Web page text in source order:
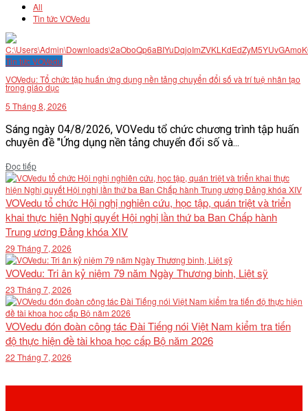
All
Tin tức VOVedu
Tin tức VOVedu
VOVedu: Tổ chức tập huấn ứng dụng nền tảng chuyển đổi số và trí tuệ nhân tạo
trong giáo dục
5 Tháng 8, 2026
Sáng ngày 04/8/2026, VOVedu tổ chức chương trình tập huấn
chuyên đề "Ứng dụng nền tảng chuyển đổi số và...
Đọc tiếpDetails
VOVedu tổ chức Hội nghị nghiên cứu, học tập, quán triệt và triển
khai thực hiện Nghị quyết Hội nghị lần thứ ba Ban Chấp hành
Trung ương Đảng khóa XIV
29 Tháng 7, 2026
VOVedu: Tri ân kỷ niệm 79 năm Ngày Thương binh, Liệt sỹ
23 Tháng 7, 2026
VOVedu đón đoàn công tác Đài Tiếng nói Việt Nam kiểm tra tiến
độ thực hiện đề tài khoa học cấp Bộ năm 2026
22 Tháng 7, 2026